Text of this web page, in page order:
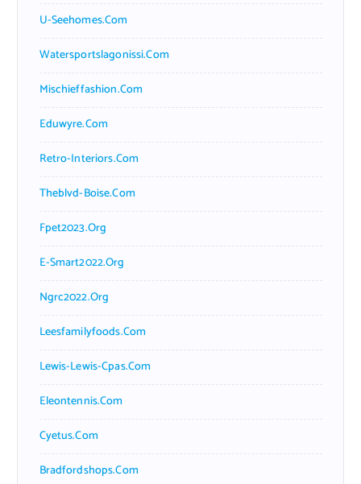
U-Seehomes.com
Watersportslagonissi.com
Mischieffashion.com
Eduwyre.com
Retro-Interiors.com
Theblvd-Boise.com
Fpet2023.org
E-Smart2022.org
Ngrc2022.org
Leesfamilyfoods.com
Lewis-Lewis-Cpas.com
Eleontennis.com
Cyetus.com
Bradfordshops.com